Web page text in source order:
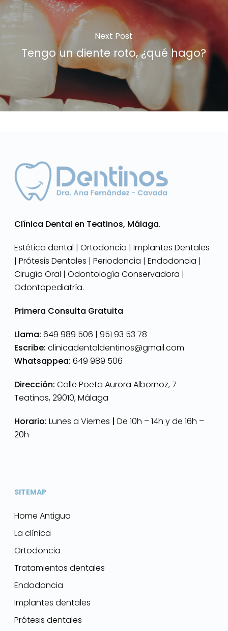
Next Post
Tengo un diente roto, ¿qué hago?
Clínica Dental en Teatinos, Málaga.
Estética dental | Ortodoncia | Implantes Dentales
| Prótesis Dentales | Periodoncia | Endodoncia |
Cirugía Oral | Odontología Conservadora |
Odontopediatría.
Primera Consulta Gratuita
Llama: 649 989 506 | 951 93 53 78
Escribe: clinicadentaldentinos@gmail.com
Whatsappea: 649 989 506
Dirección: Calle Poeta Aurora Albornoz, 7
Teatinos, 29010, Málaga
Horario: Lunes a Viernes | De 10h – 14h y de 16h –
20h
SITEMAP
Home Antigua
La clínica
Ortodoncia
Tratamientos dentales
Endodoncia
Implantes dentales
Prótesis dentales